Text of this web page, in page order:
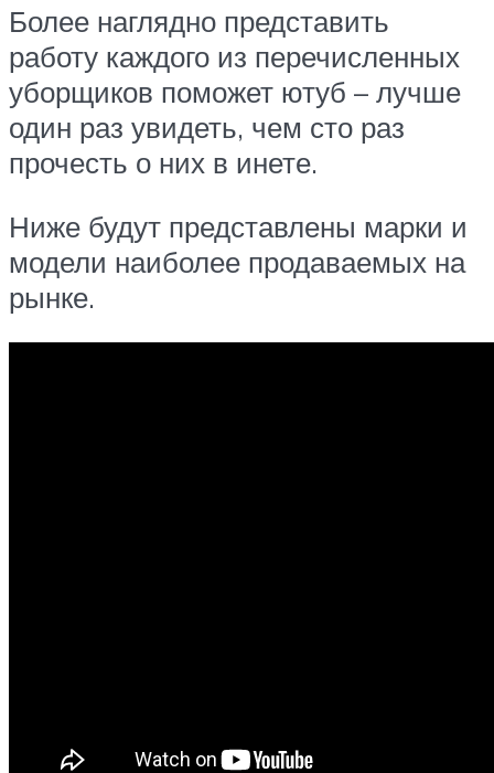
Более наглядно представить
работу каждого из перечисленных
уборщиков поможет ютуб – лучше
один раз увидеть, чем сто раз
прочесть о них в инете.
Ниже будут представлены марки и
модели наиболее продаваемых на
рынке.